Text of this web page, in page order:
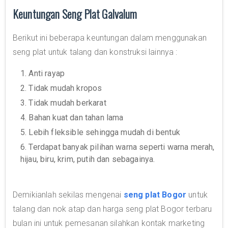
Keuntungan Seng Plat Galvalum
Berikut ini beberapa keuntungan dalam menggunakan
seng plat untuk talang dan konstruksi lainnya :
1. Anti rayap
2. Tidak mudah kropos
3. Tidak mudah berkarat
4. Bahan kuat dan tahan lama
5. Lebih fleksible sehingga mudah di bentuk
6. Terdapat banyak pilihan warna seperti warna merah,
hijau, biru, krim, putih dan sebagainya.
Demikianlah sekilas mengenai seng plat Bogor untuk
talang dan nok atap dan harga seng plat Bogor terbaru
bulan ini untuk pemesanan silahkan kontak marketing